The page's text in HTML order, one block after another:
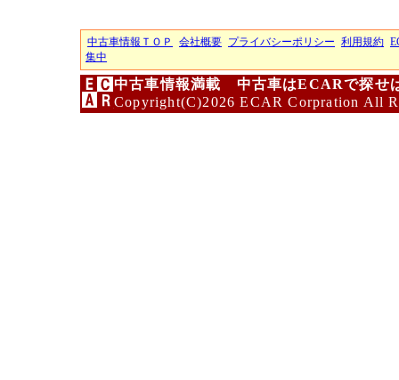
中古車情報ＴＯＰ 会社概要 プライバシーポリシー 利用規約
集中
中古車情報満載 中古車はECARで探せ
Copyright(C)2026 ECAR Corpration All